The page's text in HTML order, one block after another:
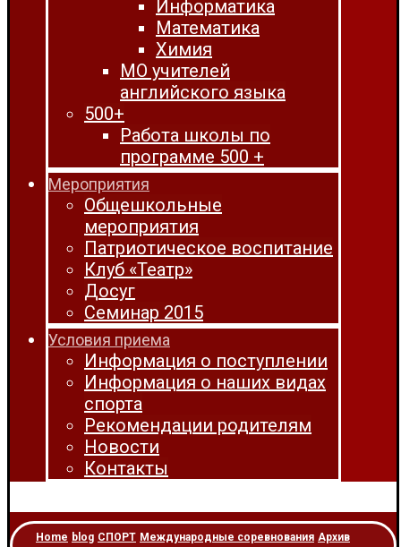
Информатика
Математика
Химия
МО учителей
английского языка
500+
Работа школы по
программе 500 +
Мероприятия
Общешкольные
мероприятия
Патриотическое воспитание
Клуб «Театр»
Досуг
Семинар 2015
Условия приема
Информация о поступлении
Информация о наших видах
спорта
Рекомендации родителям
Новости
Контакты
Home blog СПОРТ Международные соревнования Архив